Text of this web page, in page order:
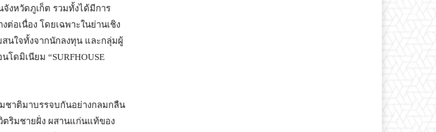
งหวัดภูเก็ต รวมทั้งได้มีการ
อเนื่อง โดยเฉพาะในย่านเชิง
สนใจทั้งจากนักลงทุน และกลุ่มผู้
ดมิเนียม “SURFHOUSE
ชาติมาบรรจบกันอย่างกลมกลืน
ตริมชายฝั่ง ผสานแก่นแท้ของ